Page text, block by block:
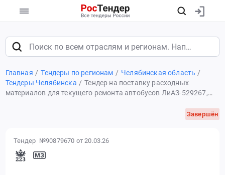
Главная Тендеры по регионам
Челябинская область
Тендеры Челябинска
Тендер на поставку расходных
материалов для текущего ремонта автобусов ЛиАЗ-529267,
только для субъектов МСП) Договор будет заключен на 1000
договора. Не выбранный товар оплате не подлежит.
Рассматривается снижение суммы цен за 1 единицу товара от
НМЦЕ 219 986,09 руб
Завершён
Тендер №90879670 от 20.03.26